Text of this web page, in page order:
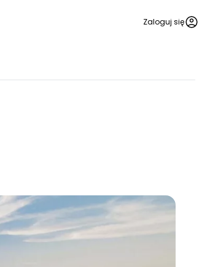
Zaloguj się